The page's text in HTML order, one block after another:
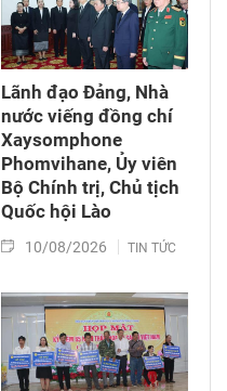
Lãnh đạo Đảng, Nhà
nước viếng đồng chí
Xaysomphone
Phomvihane, Ủy viên
Bộ Chính trị, Chủ tịch
Quốc hội Lào
10/08/2026 TIN TỨC